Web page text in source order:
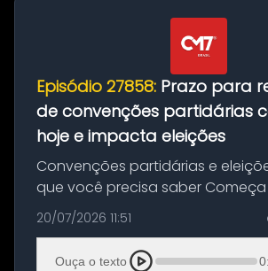
Episódio 27858: Prazo para
de convenções partidárias
hoje e impacta eleições
Convenções partidárias e
que você precisa saber
segunda-feira e vai até 5 de
para que partidos políticos e
partidárias realizem suas
20/07/2026 11:51
Ouça o texto